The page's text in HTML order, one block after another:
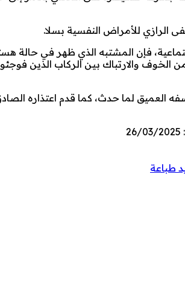
الرازي للأمراض النفسية بسلا.
فإن المشتبه الذي ظهر في حالة
والارتباك بين الركاب الذين
العميق لما حدث، كما قدم اعتذاره
طباعة